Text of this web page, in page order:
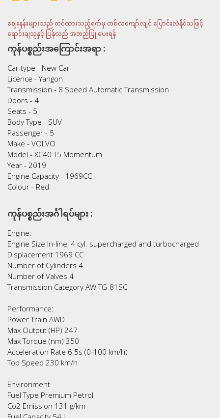
ဈေးနုန်းများသည် တင်ထားသည့်ရက်မှ တစ်လကျော်လျင် ပြောင်းလဲနိုင်သဖြင့်
ရောင်းချသူနှင့် ပြန်လည် အတည်ပြု ပေးရန်
ကုန်ပစ္စည်းအကြောင်းအရာ :
Car type - New Car
Licence - Yangon
Transmission - 8 Speed Automatic Transmission
Doors - 4
Seats - 5
Body Type - SUV
Passenger - 5
Make - VOLVO
Model - XC40 T5 Momentum
Year - 2019
Engine Capacity - 1969CC
Colour - Red
ကုန်ပစ္စည်းအင်္ဂါရပ်များ :
Engine:
Engine Size In-line, 4 cyl. supercharged and turbocharged
Displacement 1969 CC
Number of Cylinders 4
Number of Valves 4
Transmission Category AW TG-81SC
Performance:
Power Train AWD
Max Output (HP) 247
Max Torque (nm) 350
Acceleration Rate 6.5s (0-100 km/h)
Top Speed 230 km/h
Environment
Fuel Type Premium Petrol
Co2 Emission 131 g/km